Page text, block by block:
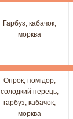
Гарбуз, кабачок,
морква
Огірок, помідор,
солодкий перець,
гарбуз, кабачок,
морква